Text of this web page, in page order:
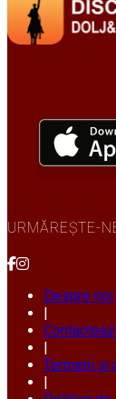
URMĂREȘTE-
Despre noi
|
|
Termeni și
|